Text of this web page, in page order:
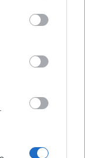
οχημάτων και
προκύπτει
το 2022